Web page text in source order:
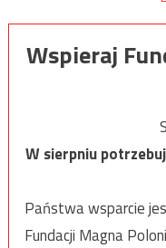
Wspieraj
W sierpniu
Państwa wsparcie
Fundacji Magna